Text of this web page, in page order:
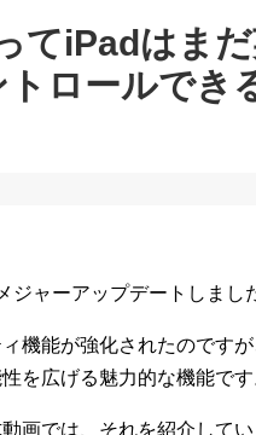
てiPadはま
トロールでき
ジャーアップデートしまし
機能が強化されたのです
を広げる魅力的な機能で
画では、それを紹介して